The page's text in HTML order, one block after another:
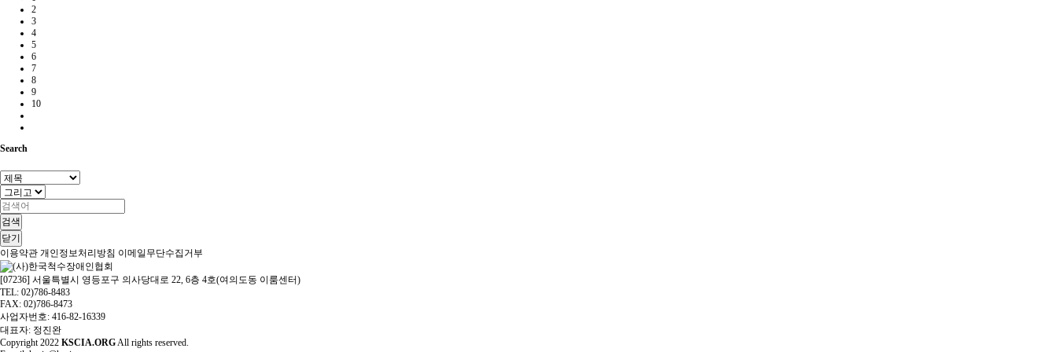
2
3
4
5
6
7
8
9
10
Search
검색
닫기
이용약관 개인정보처리방침 이메일무단수집거부
[07236] 서울특별시 영등포구 의사당대로 22, 6층 4호(여의도동 이룸센터)
TEL: 02)786-8483
FAX: 02)786-8473
사업자번호: 416-82-16339
대표자: 정진완
Copyright 2022 KSCIA.ORG All rights reserved.